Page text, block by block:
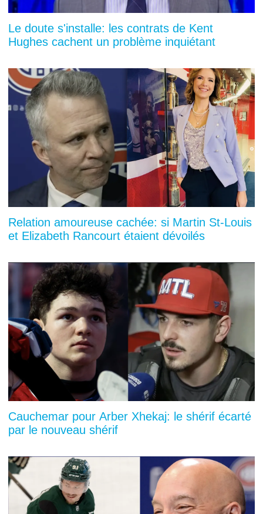
Le doute s'installe: les contrats de Kent
Hughes cachent un problème inquiétant
Relation amoureuse cachée: si Martin St-Louis
et Elizabeth Rancourt étaient dévoilés
Cauchemar pour Arber Xhekaj: le shérif écarté
par le nouveau shérif